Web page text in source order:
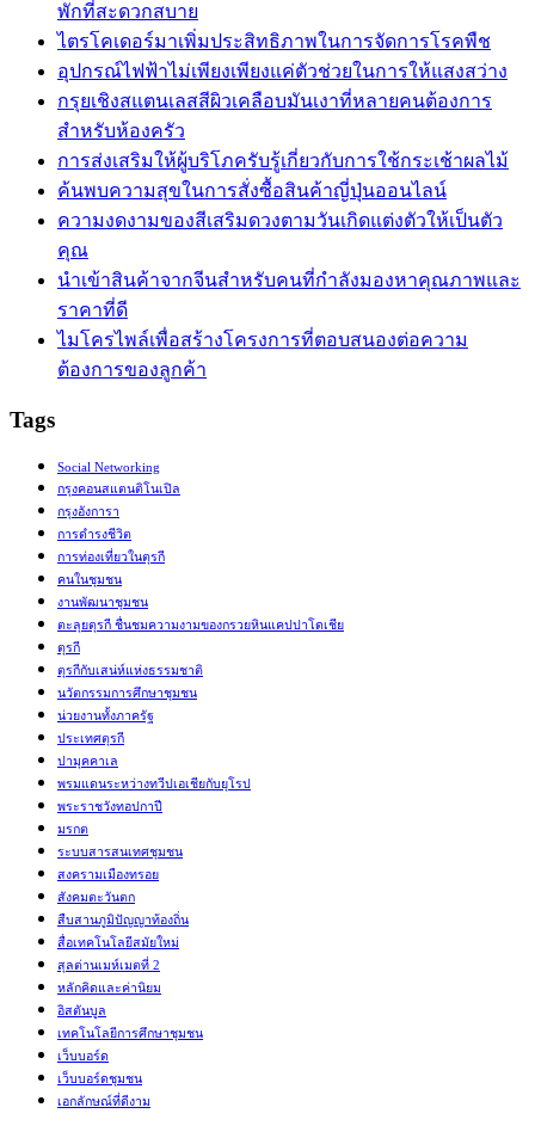
พักที่สะดวกสบาย
ไตรโคเดอร์มาเพิ่มประสิทธิภาพในการจัดการโรคพืช
อุปกรณ์ไฟฟ้าไม่เพียงเพียงแค่ตัวช่วยในการให้แสงสว่าง
กรุยเชิงสแตนเลสสีผิวเคลือบมันเงาที่หลายคนต้องการ
สำหรับห้องครัว
การส่งเสริมให้ผู้บริโภครับรู้เกี่ยวกับการใช้กระเช้าผลไม้
ค้นพบความสุขในการสั่งซื้อสินค้าญี่ปุ่นออนไลน์
ความงดงามของสีเสริมดวงตามวันเกิดแต่งตัวให้เป็นตัว
คุณ
นำเข้าสินค้าจากจีนสำหรับคนที่กำลังมองหาคุณภาพและ
ราคาที่ดี
ไมโครไพล์เพื่อสร้างโครงการที่ตอบสนองต่อความ
ต้องการของลูกค้า
Tags
Social Networking
กรุงคอนสแตนติโนเปิล
กรุงอังการา
การดำรงชีวิต
การท่องเที่ยวในตุรกี
คนในชุมชน
งานพัฒนาชุมชน
ตะลุยตุรกี ชื่นชมความงามของกรวยหินแคปปาโดเชีย
ตุรกี
ตุรกีกับเสน่ห์แห่งธรรมชาติ
นวัตกรรมการศึกษาชุมชน
น่วยงานทั้งภาครัฐ
ประเทศตุรกี
ปามุคคาเล
พรมแดนระหว่างทวีปเอเชียกับยุโรป
พระราชวังทอปกาปี
มรกต
ระบบสารสนเทศชุมชน
สงครามเมืองทรอย
สังคมตะวันตก
สืบสานภูมิปัญญาท้องถิ่น
สื่อเทคโนโลยีสมัยใหม่
สุลต่านเมห์เมตที่ 2
หลักคิดและค่านิยม
อิสตันบูล
เทคโนโลยีการศึกษาชุมชน
เว็บบอร์ด
เว็บบอร์ดชุมชน
เอกลักษณ์ที่ดีงาม